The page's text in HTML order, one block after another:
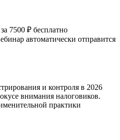
7500 ₽ бесплатно
автоматически отправится
и контроля в 2026
внимания налоговиков.
практики